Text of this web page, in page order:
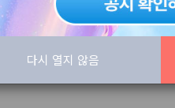
👉[코리아캐스터]설치
위와 같이, 플러그인으로 설치하셔야..코캐가 숨거나 하지 않습니다 ^^
다시 열지 않음